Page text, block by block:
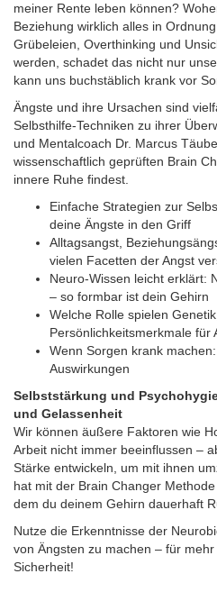
meiner Rente leben können?
Beziehung wirklich alles in
Grübeleien, Overthinking und
werden, schadet das nicht nur
kann uns buchstäblich krank vor
Ängste und ihre Ursachen sind
Selbsthilfe-Techniken zu ihrer
und Mentalcoach Dr. Marcus
wissenschaftlich geprüften Brain
innere Ruhe findest.
Einfache Strategien zur
deine Ängste in den Griff
Alltagsangst,
vielen Facetten der Angst
Neuro-Wissen leicht erklärt:
– so formbar ist dein Gehirn
Welche Rolle spielen
Persönlichkeitsmerkmale für
Wenn Sorgen krank
Auswirkungen
Selbststärkung und
und Gelassenheit
Wir können äußere Faktoren wie
Arbeit nicht immer beeinflussen –
Stärke entwickeln, um mit ihnen
hat mit der Brain Changer
dem du deinem Gehirn dauerhaft
Nutze die Erkenntnisse der
von Ängsten zu machen – für
Sicherheit!